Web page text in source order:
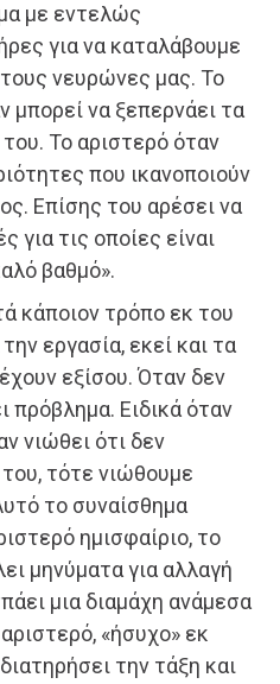
με εντελώς
για να καταλάβουμε
νευρώνες μας. Το
μπορεί να ξεπερνάει τα
Το αριστερό όταν
που ικανοποιούν
Επίσης του αρέσει να
για τις οποίες είναι
βαθμό».
κάποιον τρόπο εκ του
εργασία, εκεί και τα
εξίσου. Όταν δεν
πρόβλημα. Ειδικά όταν
νιώθει ότι δεν
τότε νιώθουμε
το συναίσθημα
ημισφαίριο, το
μηνύματα για αλλαγή
μια διαμάχη ανάμεσα
«ήσυχο» εκ
την τάξη και